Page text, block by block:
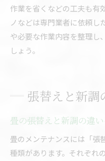
作業を省くなどの工夫も有
ノなどは専門業者に依頼し
や必要な作業内容を整理し
しょう。
張替えと新調
畳の張替えと新調の違
畳のメンテナンスには「張
種類があります。それぞれ